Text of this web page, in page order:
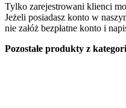
Tylko zarejestrowani klienci
Jeżeli posiadasz konto w
nie załóż bezpłatne konto i
Pozostałe produkty z